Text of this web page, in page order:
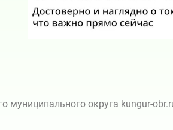
муниципального округа kungur-